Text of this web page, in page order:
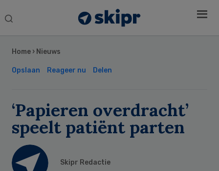
Search
Home › Nieuws
Opslaan Reageer nu Delen
‘Papieren overdracht’
speelt patiënt parten
Skipr Redactie
Sidebar